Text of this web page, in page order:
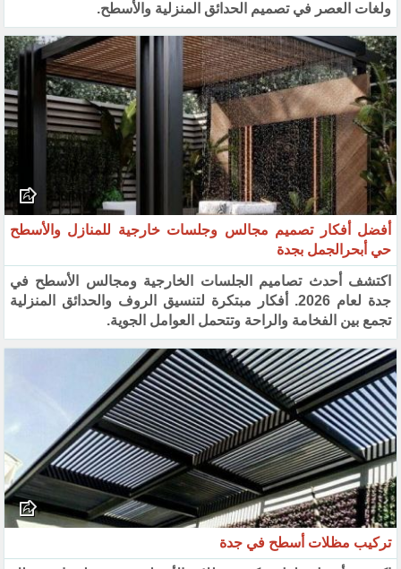
ولغات العصر في تصميم الحدائق المنزلية والأسطح.
أفضل أفكار تصميم مجالس وجلسات خارجية للمنازل والأسطح
حي أبحرالجمل بجدة
اكتشف أحدث تصاميم الجلسات الخارجية ومجالس الأسطح في
جدة لعام 2026. أفكار مبتكرة لتنسيق الروف والحدائق المنزلية
تجمع بين الفخامة والراحة وتتحمل العوامل الجوية.
تركيب مظلات أسطح في جدة